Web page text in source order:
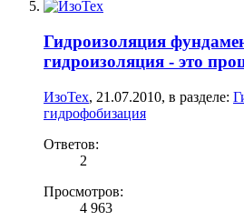
Гидроизоляция
гидроизоляция - это
ИзоТех, 21.07.2010, в разделе:
гидрофобизация
Ответов:
2
Просмотров:
4 963